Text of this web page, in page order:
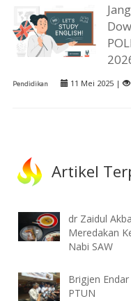
Pendidikan 11 Mei 2025 |
Artikel
dr Zaidul
Meredakan
Nabi SAW
Brigjen
PTUN